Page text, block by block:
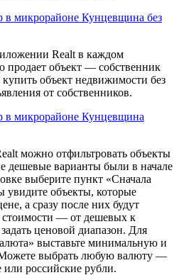
в микрорайоне Кунцевщина без
Realt в каждом
продает объект — собственник
объект недвижимости без
от собственников.
в микрорайоне Кунцевщина
можно отфильтровать объекты
дешевые варианты были в начале
выберите пункт «Сначала
увидите объекты, которые
а сразу после них будут
стоимости — от дешевых к
ценовой диапазон. Для
выставьте минимальную и
выбрать любую валюту —
или российские рубли.